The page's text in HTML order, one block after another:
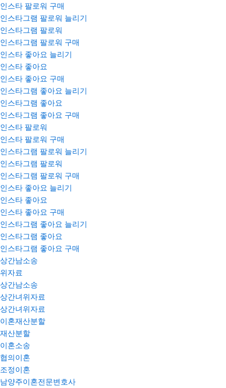
인스타 팔로워 구매
인스타그램 팔로워 늘리기
인스타그램 팔로워
인스타그램 팔로워 구매
인스타 좋아요 늘리기
인스타 좋아요
인스타 좋아요 구매
인스타그램 좋아요 늘리기
인스타그램 좋아요
인스타그램 좋아요 구매
인스타 팔로워
인스타 팔로워 구매
인스타그램 팔로워 늘리기
인스타그램 팔로워
인스타그램 팔로워 구매
인스타 좋아요 늘리기
인스타 좋아요
인스타 좋아요 구매
인스타그램 좋아요 늘리기
인스타그램 좋아요
인스타그램 좋아요 구매
상간남소송
위자료
상간남소송
상간녀위자료
상간녀위자료
이혼재산분할
재산분할
이혼소송
협의이혼
조정이혼
남양주이혼전문변호사